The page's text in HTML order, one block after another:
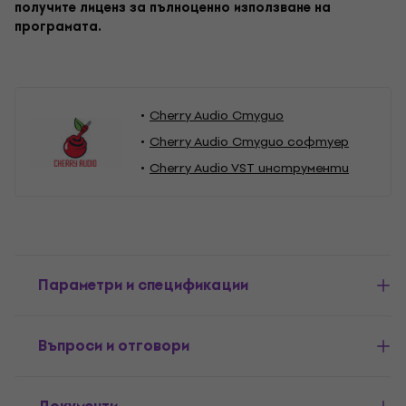
получите лиценз за пълноценно използване на
програмата.
Cherry Audio Студио
Cherry Audio Студио софтуер
Cherry Audio VST инструменти
Параметри и спецификации
Въпроси и отговори